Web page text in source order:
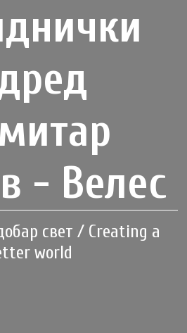
- Велес
свет / Creating a
world